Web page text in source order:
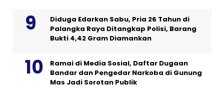
Diduga Edarkan Sabu, Pria 26 Tahun di
Palangka Raya Ditangkap Polisi, Barang
Bukti 4,42 Gram Diamankan
Ramai di Media Sosial, Daftar Dugaan
Bandar dan Pengedar Narkoba di Gunung
Mas Jadi Sorotan Publik